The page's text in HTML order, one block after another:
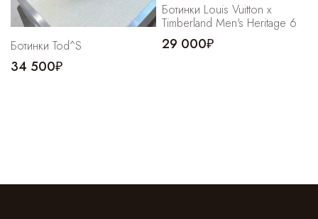
Ботинки Tod^S
34 500₽
Ботинки Louis Vuitton x
Timberland Men's Heritage 6
29 000₽